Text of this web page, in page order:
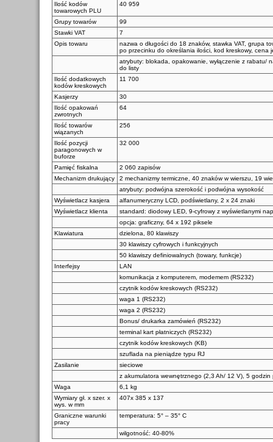
Ilość kodów
towarowych PLU
40 959
Grupy towarów
99
Stawki VAT
7
Opis towaru
nazwa o długości do 18 znaków, stawka VAT, grupa
po przecinku do określania ilości, kod kreskowy, cena
atrybuty: blokada, opakowanie, wyłączenie z rabatu/
do listy
Ilość dodatkowych
kodów kreskowych
11 700
Kasjerzy
30
Ilość opakowań
zwrotnych
64
Ilość towarów
wiązanych
256
Ilość pozycji
paragonowych w
buforze
32 000
Pamięć fiskalna
2 060 zapisów
Mechanizm drukujący
2 mechanizmy termiczne, 40 znaków w wierszu, 19
atrybuty: podwójna szerokość i podwójna wysokość
Wyświetlacz kasjera
alfanumeryczny LCD, podświetlany, 2 x 24 znaki
Wyświetlacz klienta
standard: diodowy LED, 9-cyfrowy z wyświetlanymi
opcja: graficzny, 64 x 192 piksele
Klawiatura
dzielona, 80 klawiszy
30 klawiszy cyfrowych i funkcyjnych
50 klawiszy definiowalnych (towary, funkcje)
Interfejsy
LAN
komunikacja z komputerem, modemem (RS232)
czytnik kodów kreskowych (RS232)
waga 1 (RS232)
waga 2 (RS232)
Bonus/ drukarka zamówień (RS232)
terminal kart płatniczych (RS232)
czytnik kodów kreskowych (KB)
szuflada na pieniądze typu RJ
Zasilanie
sieciowe
z akumulatora wewnętrznego (2,3 Ah/ 12 V), 5 godzin
Waga
6,1 kg
Wymiary gł. x szer. x
wys. w mm
407x 385 x 137
Graniczne warunki
pracy
temperatura: 5° – 35° C
wilgotność: 40-80%